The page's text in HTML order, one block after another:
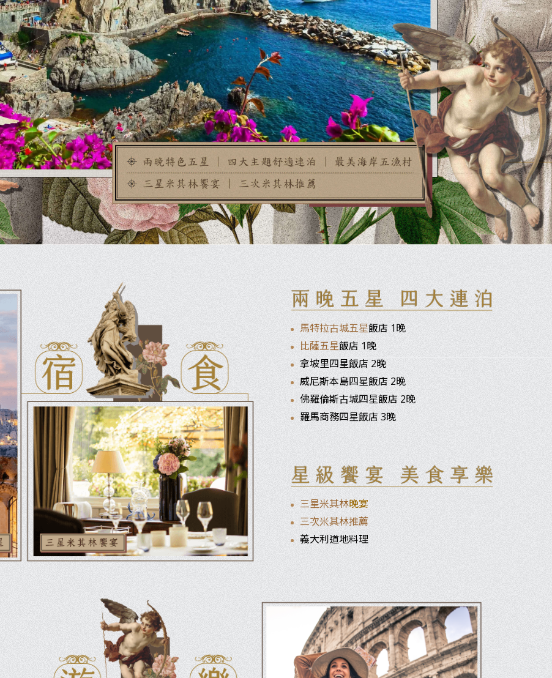
馬特拉古城五星飯店 1晚
比薩五星飯店 1晚
拿坡里四星飯店 2晚
威尼斯本島四星飯店 2晚
佛羅倫斯古城四星飯店 2晚
羅馬商務四星飯店 3晚
三星米其林晚宴
三次米其林推薦
義大利道地料理